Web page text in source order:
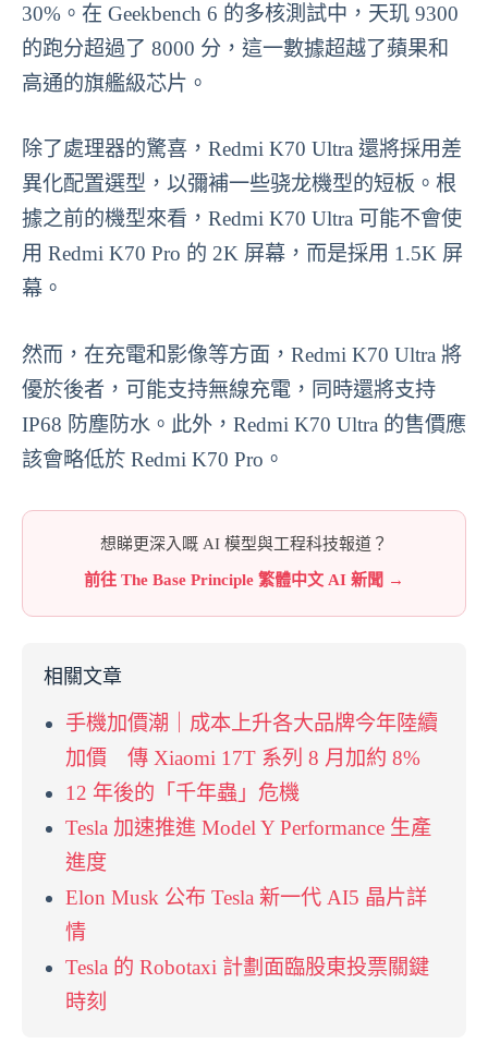
30%。在 Geekbench 6 的多核測試中，天玑 9300
的跑分超過了 8000 分，這一數據超越了蘋果和
高通的旗艦級芯片。
除了處理器的驚喜，Redmi K70 Ultra 還將採用差
異化配置選型，以彌補一些骁龙機型的短板。根
據之前的機型來看，Redmi K70 Ultra 可能不會使
用 Redmi K70 Pro 的 2K 屏幕，而是採用 1.5K 屏
幕。
然而，在充電和影像等方面，Redmi K70 Ultra 將
優於後者，可能支持無線充電，同時還將支持
IP68 防塵防水。此外，Redmi K70 Ultra 的售價應
該會略低於 Redmi K70 Pro。
想睇更深入嘅 AI 模型與工程科技報道？
前往 The Base Principle 繁體中文 AI 新聞 →
相關文章
手機加價潮｜成本上升各大品牌今年陸續
加價 傳 Xiaomi 17T 系列 8 月加約 8%
12 年後的「千年蟲」危機
Tesla 加速推進 Model Y Performance 生產
進度
Elon Musk 公布 Tesla 新一代 AI5 晶片詳
情
Tesla 的 Robotaxi 計劃面臨股東投票關鍵
時刻